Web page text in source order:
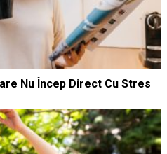
Nu Încep Direct Cu Stres